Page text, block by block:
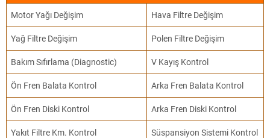
Motor Yağı Değişim Hava Filtre Değişim
Yağ Filtre Değişim Polen Filtre Değişim
Bakım Sıfırlama (Diagnostic) V Kayış Kontrol
Ön Fren Balata Kontrol Arka Fren Balata Kontrol
Ön Fren Diski Kontrol Arka Fren Diski Kontrol
Yakıt Filtre Km. Kontrol Süspansiyon Sistemi Kontrol